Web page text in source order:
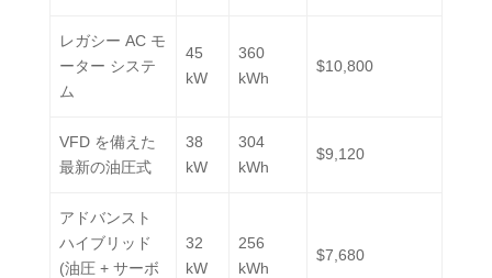
レガシー AC モ
ーター システ
ム
45
kW
360
kWh
$10,800
VFD を備えた
最新の油圧式
38
kW
304
kWh
$9,120
アドバンスト
ハイブリッド
(油圧 + サーボ
32
kW
256
kWh
$7,680